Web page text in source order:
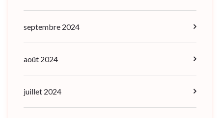
septembre 2024
août 2024
juillet 2024